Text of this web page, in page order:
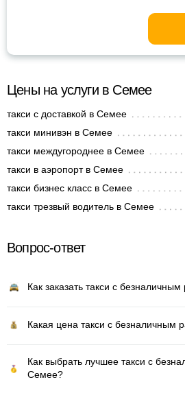
Цены на услуги в Семее
такси с доставкой в Семее
такси минивэн в Семее
такси междугороднее в Семее
такси в аэропорт в Семее
такси бизнес класс в Семее
такси трезвый водитель в Семее
Вопрос-ответ
Как заказать такси с
Какая цена такси с безналичным
Как выбрать лучшее такси с
Семее?